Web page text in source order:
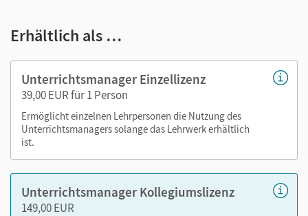
Lösungen zu den Aufgaben des Schulbuchs
methodisch-didaktische Erläuterungen
Erwartungshorizonten
Nutzen Sie den Unterrichtsmanager auf lernen.cornelsen.de
oder über die Cornelsen Lernen App.
Erhältlich als …
Unterrichtsmanager Einzellizenz
39,00 EUR für 1 Person
Ermöglicht einzelnen Lehrpersonen die Nutzung des
Unterrichtsmanagers solange das Lehrwerk erhältlich
ist.
Unterrichtsmanager Kollegiumslizenz
149,00 EUR